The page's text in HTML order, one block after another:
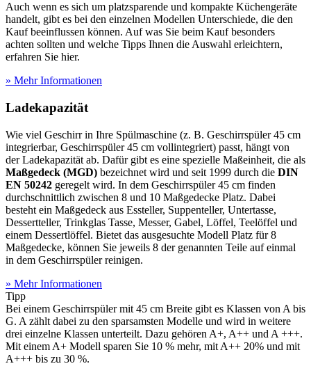
Auch wenn es sich um platzsparende und kompakte Küchengeräte
handelt, gibt es bei den einzelnen Modellen Unterschiede, die den
Kauf beeinflussen können. Auf was Sie beim Kauf besonders
achten sollten und welche Tipps Ihnen die Auswahl erleichtern,
erfahren Sie hier.
» Mehr Informationen
Ladekapazität
Wie viel Geschirr in Ihre Spülmaschine (z. B. Geschirrspüler 45 cm
integrierbar, Geschirrspüler 45 cm vollintegriert) passt, hängt von
der Ladekapazität ab. Dafür gibt es eine spezielle Maßeinheit, die als
Maßgedeck (MGD) bezeichnet wird und seit 1999 durch die DIN
EN 50242 geregelt wird. In dem Geschirrspüler 45 cm finden
durchschnittlich zwischen 8 und 10 Maßgedecke Platz. Dabei
besteht ein Maßgedeck aus Essteller, Suppenteller, Untertasse,
Dessertteller, Trinkglas Tasse, Messer, Gabel, Löffel, Teelöffel und
einem Dessertlöffel. Bietet das ausgesuchte Modell Platz für 8
Maßgedecke, können Sie jeweils 8 der genannten Teile auf einmal
in dem Geschirrspüler reinigen.
» Mehr Informationen
Tipp
Bei einem Geschirrspüler mit 45 cm Breite gibt es Klassen von A bis
G. A zählt dabei zu den sparsamsten Modelle und wird in weitere
drei einzelne Klassen unterteilt. Dazu gehören A+, A++ und A +++.
Mit einem A+ Modell sparen Sie 10 % mehr, mit A++ 20% und mit
A+++ bis zu 30 %.